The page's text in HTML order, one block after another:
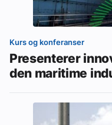
Kurs og konferanser
Presenterer
den maritime